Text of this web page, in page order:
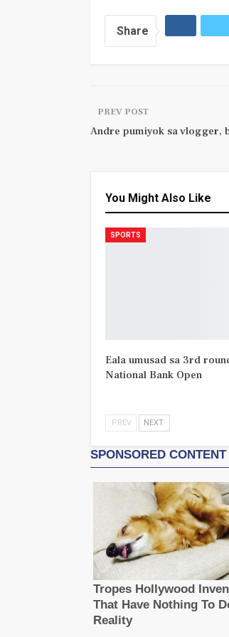
Share
PREV POST
Andre pumiyok sa vlogger,
You Might Also Like
SPORTS
Eala umusad sa 3rd
National Bank Open
PREV NEXT